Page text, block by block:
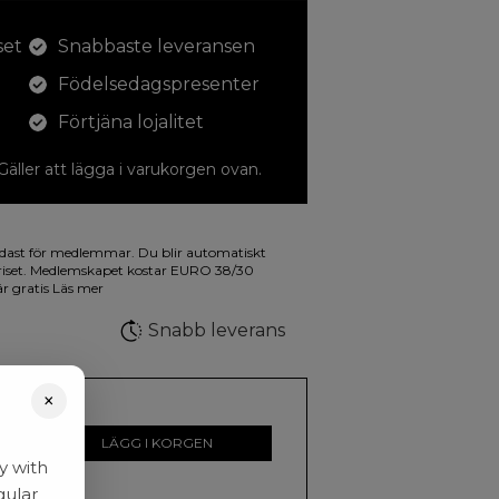
Snabbaste leveransen
Födelsedagspresenter
Förtjäna lojalitet
att lägga i varukorgen ovan.
teckningar med. På illustrationen på
färger.
för medlemmar. Du blir automatiskt
Medlemskapet kostar EURO 38/30
gratis Läs mer
Snabb leverans
LÄGG I KORGEN
×
with